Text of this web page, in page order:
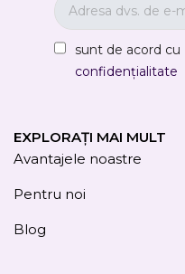
sunt de acord cu
confidențialitate
EXPLORAȚI MAI MULT
Avantajele noastre
Pentru noi
Blog